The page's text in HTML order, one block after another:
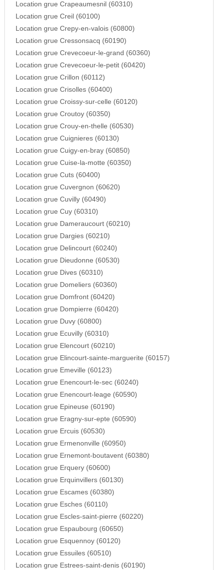
Location grue Crapeaumesnil (60310)
Location grue Creil (60100)
Location grue Crepy-en-valois (60800)
Location grue Cressonsacq (60190)
Location grue Crevecoeur-le-grand (60360)
Location grue Crevecoeur-le-petit (60420)
Location grue Crillon (60112)
Location grue Crisolles (60400)
Location grue Croissy-sur-celle (60120)
Location grue Croutoy (60350)
Location grue Crouy-en-thelle (60530)
Location grue Cuignieres (60130)
Location grue Cuigy-en-bray (60850)
Location grue Cuise-la-motte (60350)
Location grue Cuts (60400)
Location grue Cuvergnon (60620)
Location grue Cuvilly (60490)
Location grue Cuy (60310)
Location grue Dameraucourt (60210)
Location grue Dargies (60210)
Location grue Delincourt (60240)
Location grue Dieudonne (60530)
Location grue Dives (60310)
Location grue Domeliers (60360)
Location grue Domfront (60420)
Location grue Dompierre (60420)
Location grue Duvy (60800)
Location grue Ecuvilly (60310)
Location grue Elencourt (60210)
Location grue Elincourt-sainte-marguerite (60157)
Location grue Emeville (60123)
Location grue Enencourt-le-sec (60240)
Location grue Enencourt-leage (60590)
Location grue Epineuse (60190)
Location grue Eragny-sur-epte (60590)
Location grue Ercuis (60530)
Location grue Ermenonville (60950)
Location grue Ernemont-boutavent (60380)
Location grue Erquery (60600)
Location grue Erquinvillers (60130)
Location grue Escames (60380)
Location grue Esches (60110)
Location grue Escles-saint-pierre (60220)
Location grue Espaubourg (60650)
Location grue Esquennoy (60120)
Location grue Essuiles (60510)
Location grue Estrees-saint-denis (60190)